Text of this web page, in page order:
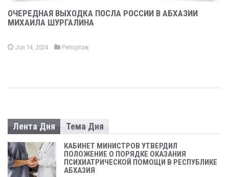
ОЧЕРЕДНАЯ ВЫХОДКА ПОСЛА РОССИИ В АБХАЗИИ
МИХАИЛА ШУРГАЛИНА
Jun 14, 2024 Репортаж
Лента Дня Тема Дня
КАБИНЕТ МИНИСТРОВ УТВЕРДИЛ
ПОЛОЖЕНИЕ О ПОРЯДКЕ ОКАЗАНИЯ
ПСИХИАТРИЧЕСКОЙ ПОМОЩИ В РЕСПУБЛИКЕ
АБХАЗИЯ